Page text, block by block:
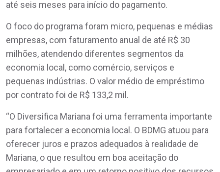
até seis meses para início do pagamento.
O foco do programa foram micro, pequenas e médias
empresas, com faturamento anual de até R$ 30
milhões, atendendo diferentes segmentos da
economia local, como comércio, serviços e
pequenas indústrias. O valor médio de empréstimo
por contrato foi de R$ 133,2 mil.
“O Diversifica Mariana foi uma ferramenta importante
para fortalecer a economia local. O BDMG atuou para
oferecer juros e prazos adequados à realidade de
Mariana, o que resultou em boa aceitação do